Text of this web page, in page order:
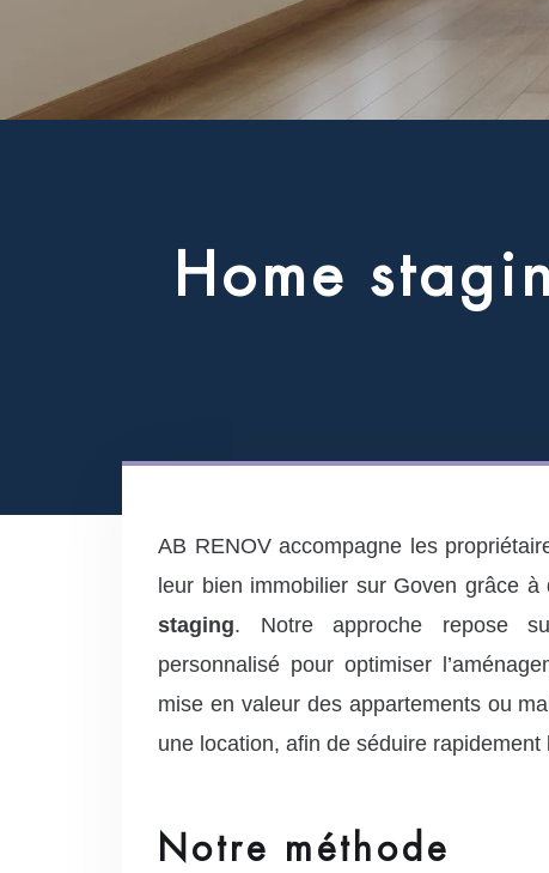
Home stagin
AB RENOV accompagne les
leur bien immobilier sur Goven grâce à
staging. Notre approche repose
personnalisé pour optimiser
mise en valeur des appartements ou
une location, afin de séduire
Notre méthode